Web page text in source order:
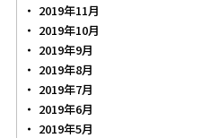
2019年11月
2019年10月
2019年9月
2019年8月
2019年7月
2019年6月
2019年5月